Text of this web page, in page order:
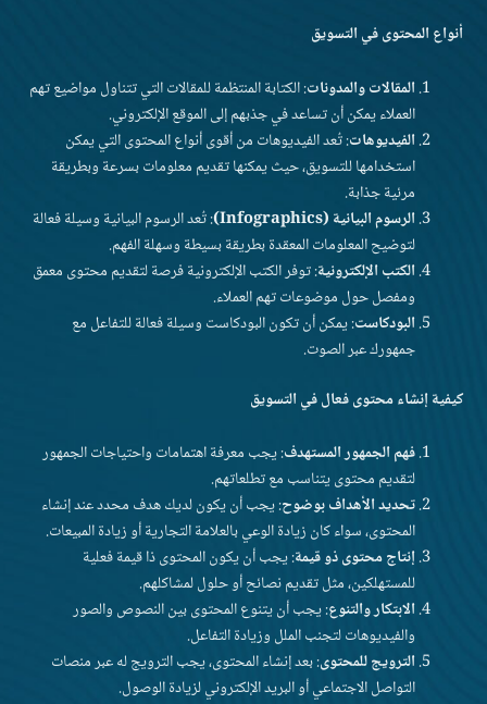
أنواع المحتوى في التسويق
المقالات والمدونات: الكتابة المنتظمة للمقالات التي تتناول مواضيع تهم
العملاء يمكن أن تساعد في جذبهم إلى الموقع الإلكتروني.
الفيديوهات: تُعد الفيديوهات من أقوى أنواع المحتوى التي يمكن
استخدامها للتسويق، حيث يمكنها تقديم معلومات بسرعة وبطريقة
مرئية جذابة.
الرسوم البيانية (Infographics)
: تُعد الرسوم البيانية وسيلة فعالة
لتوضيح المعلومات المعقدة بطريقة بسيطة وسهلة الفهم.
الكتب الإلكترونية: توفر الكتب الإلكترونية فرصة لتقديم محتوى معمق
ومفصل حول موضوعات تهم العملاء.
البودكاست: يمكن أن تكون البودكاست وسيلة فعالة للتفاعل مع
جمهورك عبر الصوت.
كيفية إنشاء محتوى فعال في التسويق
فهم الجمهور المستهدف: يجب معرفة اهتمامات واحتياجات الجمهور
لتقديم محتوى يتناسب مع تطلعاتهم.
تحديد الأهداف بوضوح: يجب أن يكون لديك هدف محدد عند إنشاء
المحتوى، سواء كان زيادة الوعي بالعلامة التجارية أو زيادة المبيعات.
إنتاج محتوى ذو قيمة: يجب أن يكون المحتوى ذا قيمة فعلية
للمستهلكين، مثل تقديم نصائح أو حلول لمشاكلهم.
الابتكار والتنوع: يجب أن يتنوع المحتوى بين النصوص والصور
والفيديوهات لتجنب الملل وزيادة التفاعل.
الترويج للمحتوى: بعد إنشاء المحتوى، يجب الترويج له عبر منصات
التواصل الاجتماعي أو البريد الإلكتروني لزيادة الوصول.